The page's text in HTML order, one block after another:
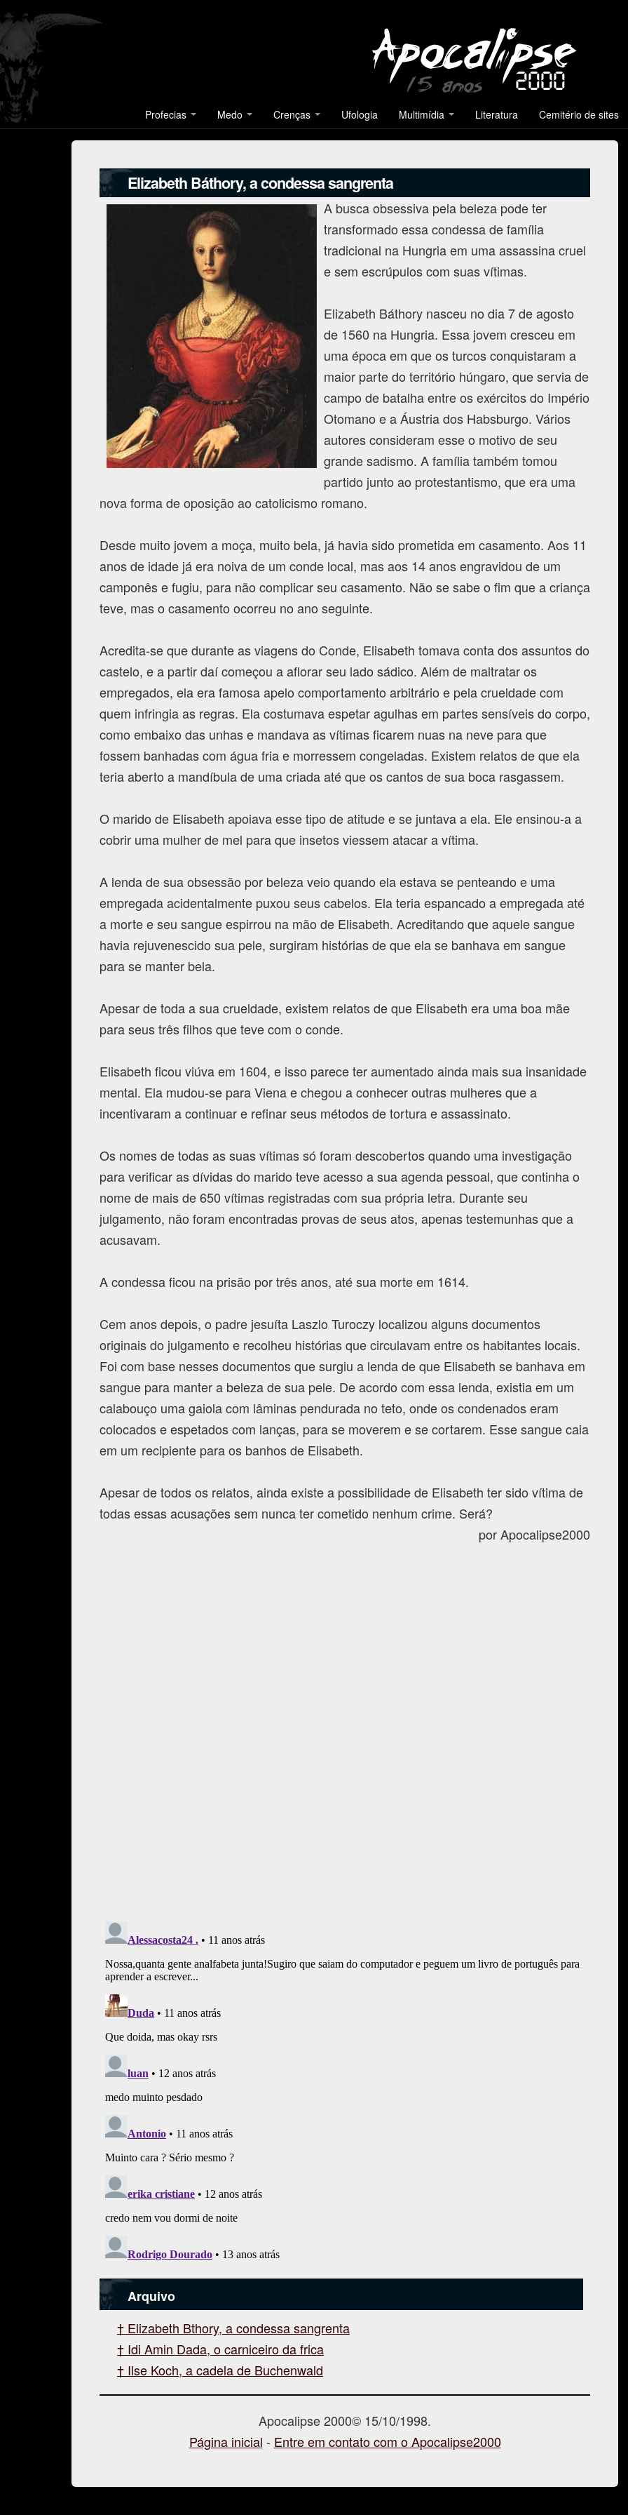
Profecias Medo Crenças Ufologia Multimídia Literatura Cemitério de sites
Elizabeth Báthory, a condessa sangrenta
A busca obsessiva pela beleza pode ter
transformado essa condessa de família
tradicional na Hungria em uma assassina cruel
e sem escrúpulos com suas vítimas.
Elizabeth Báthory nasceu no dia 7 de agosto
de 1560 na Hungria. Essa jovem cresceu em
uma época em que os turcos conquistaram a
maior parte do território húngaro, que servia de
campo de batalha entre os exércitos do Império
Otomano e a Áustria dos Habsburgo. Vários
autores consideram esse o motivo de seu
grande sadismo. A família também tomou
partido junto ao protestantismo, que era uma
nova forma de oposição ao catolicismo romano.
Desde muito jovem a moça, muito bela, já havia sido prometida em casamento. Aos 11
anos de idade já era noiva de um conde local, mas aos 14 anos engravidou de um
camponês e fugiu, para não complicar seu casamento. Não se sabe o fim que a criança
teve, mas o casamento ocorreu no ano seguinte.
Acredita-se que durante as viagens do Conde, Elisabeth tomava conta dos assuntos do
castelo, e a partir daí começou a aflorar seu lado sádico. Além de maltratar os
empregados, ela era famosa apelo comportamento arbitrário e pela crueldade com
quem infringia as regras. Ela costumava espetar agulhas em partes sensíveis do corpo,
como embaixo das unhas e mandava as vítimas ficarem nuas na neve para que
fossem banhadas com água fria e morressem congeladas. Existem relatos de que ela
teria aberto a mandíbula de uma criada até que os cantos de sua boca rasgassem.
O marido de Elisabeth apoiava esse tipo de atitude e se juntava a ela. Ele ensinou-a a
cobrir uma mulher de mel para que insetos viessem atacar a vítima.
A lenda de sua obsessão por beleza veio quando ela estava se penteando e uma
empregada acidentalmente puxou seus cabelos. Ela teria espancado a empregada até
a morte e seu sangue espirrou na mão de Elisabeth. Acreditando que aquele sangue
havia rejuvenescido sua pele, surgiram histórias de que ela se banhava em sangue
para se manter bela.
Apesar de toda a sua crueldade, existem relatos de que Elisabeth era uma boa mãe
para seus três filhos que teve com o conde.
Elisabeth ficou viúva em 1604, e isso parece ter aumentado ainda mais sua insanidade
mental. Ela mudou-se para Viena e chegou a conhecer outras mulheres que a
incentivaram a continuar e refinar seus métodos de tortura e assassinato.
Os nomes de todas as suas vítimas só foram descobertos quando uma investigação
para verificar as dívidas do marido teve acesso a sua agenda pessoal, que continha o
nome de mais de 650 vítimas registradas com sua própria letra. Durante seu
julgamento, não foram encontradas provas de seus atos, apenas testemunhas que a
acusavam.
A condessa ficou na prisão por três anos, até sua morte em 1614.
Cem anos depois, o padre jesuíta Laszlo Turoczy localizou alguns documentos
originais do julgamento e recolheu histórias que circulavam entre os habitantes locais.
Foi com base nesses documentos que surgiu a lenda de que Elisabeth se banhava em
sangue para manter a beleza de sua pele. De acordo com essa lenda, existia em um
calabouço uma gaiola com lâminas pendurada no teto, onde os condenados eram
colocados e espetados com lanças, para se moverem e se cortarem. Esse sangue caia
em um recipiente para os banhos de Elisabeth.
Apesar de todos os relatos, ainda existe a possibilidade de Elisabeth ter sido vítima de
todas essas acusações sem nunca ter cometido nenhum crime. Será?
por Apocalipse2000
Arquivo
Elizabeth Bthory, a condessa sangrenta
Idi Amin Dada, o carniceiro da frica
Ilse Koch, a cadela de Buchenwald
Apocalipse 2000© 15/10/1998.
Página inicial - Entre em contato com o Apocalipse2000